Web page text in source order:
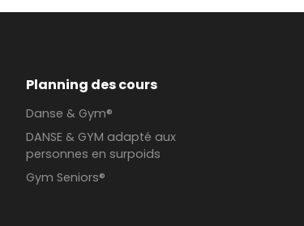
Planning des cours
Danse & Gym®
DANSE & GYM adapté aux
personnes en surpoids
Gym Seniors®